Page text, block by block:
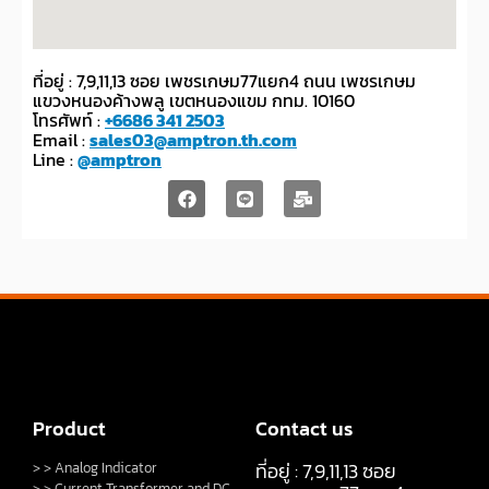
ที่อยู่ : 7,9,11,13 ซอย เพชรเกษม77แยก4 ถนน เพชรเกษม
แขวงหนองค้างพลู เขตหนองแขม กทม. 10160
โทรศัพท์ :+6686 341 2503
Email :sales03@amptron.th.com
Line :@amptron
Product
> > Analog Indicator
Contact us
ที่อยู่ : 7,9,11,13 ซอย